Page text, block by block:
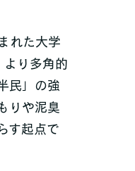
れた大学
より多角的
民」の強
りや泥臭
す起点で